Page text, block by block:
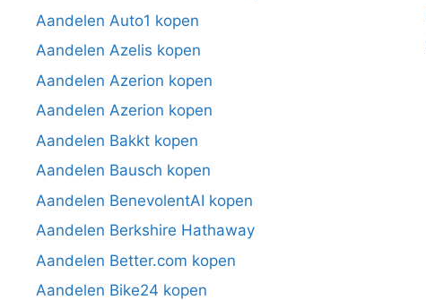
Aandelen Auto1 kopen
Aandelen Azelis kopen
Aandelen Azerion kopen
Aandelen Azerion kopen
Aandelen Bakkt kopen
Aandelen Bausch kopen
Aandelen BenevolentAI kopen
Aandelen Berkshire Hathaway
Aandelen Better.com kopen
Aandelen Bike24 kopen